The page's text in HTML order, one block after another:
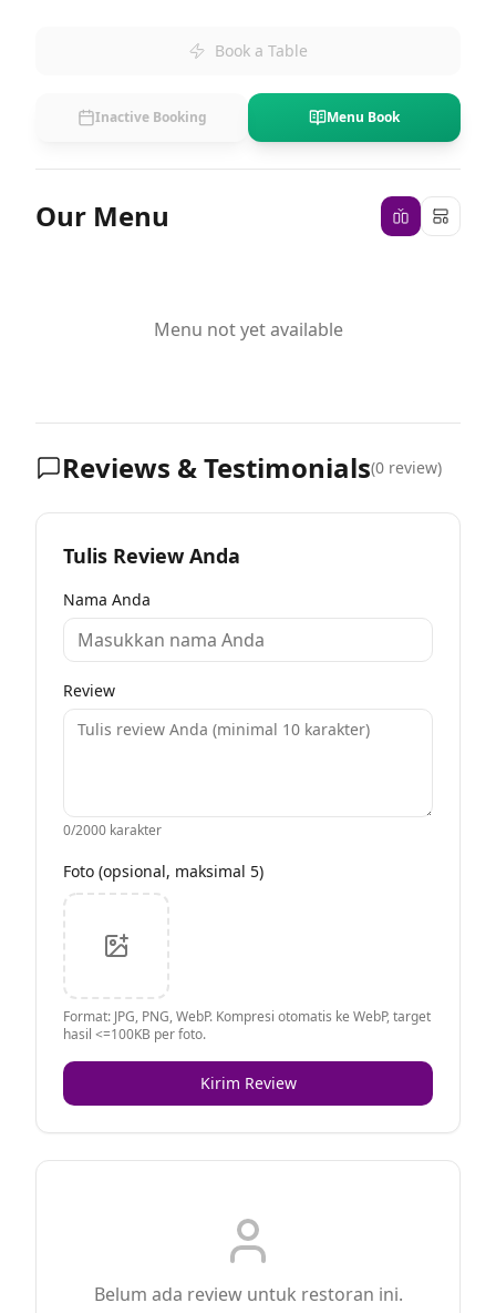
Book a Table
Inactive Booking Menu Book
Our Menu
Menu not yet available
Reviews & Testimonials(0 review)
Tulis Review Anda
Nama Anda
Review
0/2000 karakter
Foto (opsional, maksimal 5)
Format: JPG, PNG, WebP. Kompresi otomatis ke WebP, target
hasil <=100KB per foto.
Kirim Review
Belum ada review untuk restoran ini.